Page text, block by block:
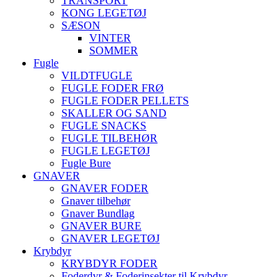
KONG LEGETØJ
SÆSON
VINTER
SOMMER
Fugle
VILDTFUGLE
FUGLE FODER FRØ
FUGLE FODER PELLETS
SKALLER OG SAND
FUGLE SNACKS
FUGLE TILBEHØR
FUGLE LEGETØJ
Fugle Bure
GNAVER
GNAVER FODER
Gnaver tilbehør
Gnaver Bundlag
GNAVER BURE
GNAVER LEGETØJ
Krybdyr
KRYBDYR FODER